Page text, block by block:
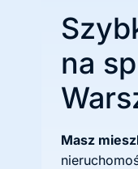
na
Masz